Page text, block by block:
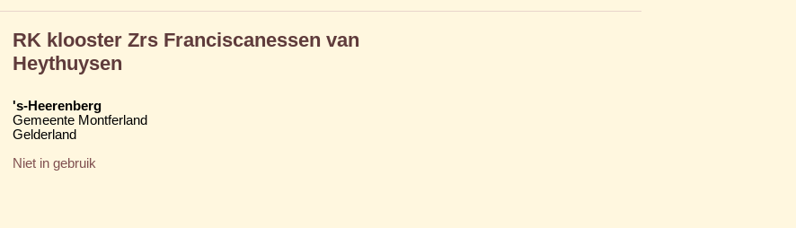
RK klooster Zrs Franciscanessen van
Heythuysen
's-Heerenberg
Gemeente Montferland
Gelderland
Niet in gebruik